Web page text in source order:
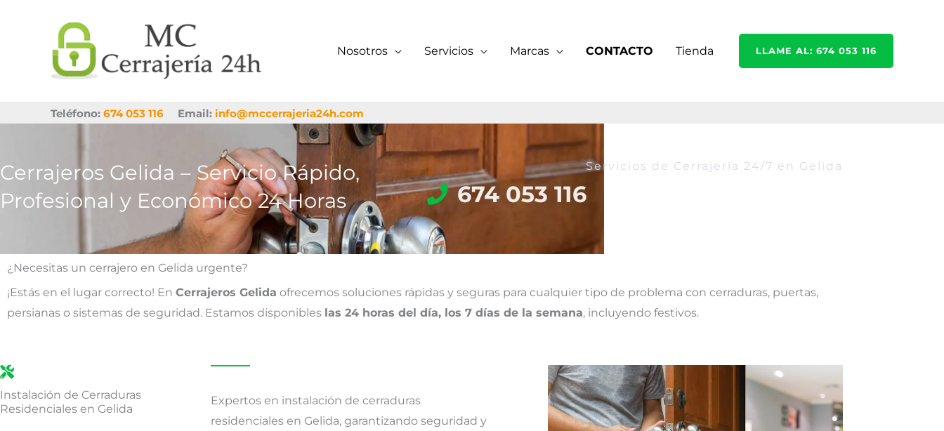
contenido
Nosotros Servicios Marcas CONTACTO Tienda LLAME AL: 674 053 116
Teléfono: 674 053 116 Email: info@mccerrajeria24h.com
Cerrajeros Gelida – Servicio Rápido,
Profesional y Económico 24 Horas
Servicios de Cerrajería 24/7 en Gelida
674 053 116
¿Necesitas un cerrajero en Gelida urgente?
¡Estás en el lugar correcto! En Cerrajeros Gelida ofrecemos soluciones rápidas y seguras para cualquier tipo de problema con cerraduras, puertas,
persianas o sistemas de seguridad. Estamos disponibles las 24 horas del día, los 7 días de la semana, incluyendo festivos.
Instalación de Cerraduras
Residenciales en Gelida
Expertos en instalación de cerraduras
residenciales en Gelida, garantizando seguridad y